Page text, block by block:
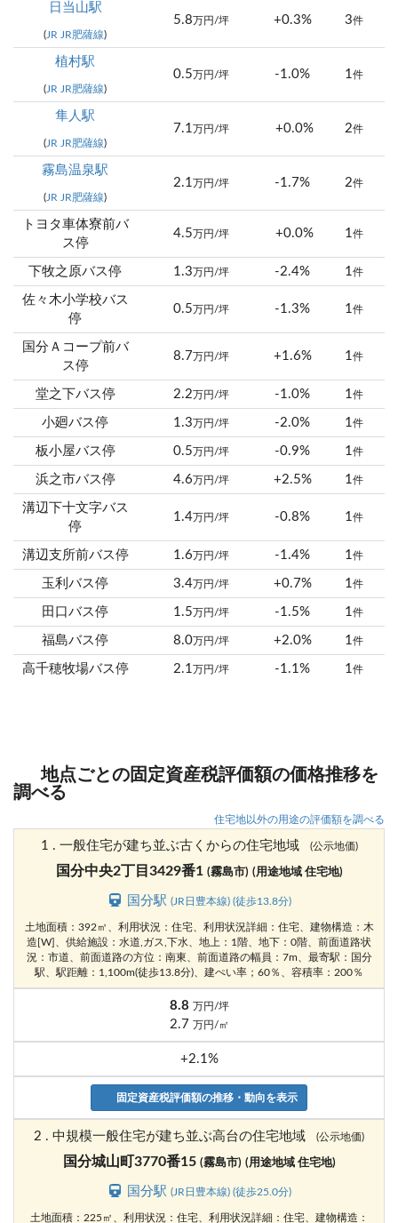
日当山駅
(JR JR肥薩線)
5.8 万円/坪 +0.3% 3件
植村駅
(JR JR肥薩線)
0.5 万円/坪 -1.0% 1件
隼人駅
(JR JR肥薩線)
7.1 万円/坪 +0.0% 2件
霧島温泉駅
(JR JR肥薩線)
2.1 万円/坪 -1.7% 2件
トヨタ車体寮前バ
ス停
4.5 万円/坪 +0.0% 1件
下牧之原バス停 1.3 万円/坪 -2.4% 1件
佐々木小学校バス
停
0.5 万円/坪 -1.3% 1件
国分Ａコープ前バ
ス停
8.7 万円/坪 +1.6% 1件
堂之下バス停 2.2 万円/坪 -1.0% 1件
小廻バス停 1.3 万円/坪 -2.0% 1件
板小屋バス停 0.5 万円/坪 -0.9% 1件
浜之市バス停 4.6 万円/坪 +2.5% 1件
溝辺下十文字バス
停
1.4万円/坪 -0.8% 1件
溝辺支所前バス停 1.6 万円/坪 -1.4% 1件
玉利バス停 3.4万円/坪 +0.7% 1件
田口バス停 1.5 万円/坪 -1.5% 1件
福島バス停 8.0万円/坪 +2.0% 1件
高千穂牧場バス停 2.1 万円/坪 -1.1% 1件
地点ごとの固定資産税評価額の価格推移を
調べる
住宅地以外の用途の評価額を調べる
1 . 一般住宅が建ち並ぶ古くからの住宅地域 (公示地価)
国分中央2丁目3429番1 (霧島市) (用途地域 住宅地)
国分駅(JR日豊本線) (徒歩13.8分)
土地面積：392㎡、利用状況：住宅、利用状況詳細：住宅、建物構造：木
造[W]、供給施設：水道,ガス,下水、地上：1階、地下：0階、前面道路状
況：市道、前面道路の方位：南東、前面道路の幅員：7m、最寄駅：国分
駅、駅距離：1,100m(徒歩13.8分)、建ぺい率；60％、容積率：200％
8.8 万円/坪
2.7 万円/㎡
+2.1%
固定資産税評価額の推移・動向を表示
2 . 中規模一般住宅が建ち並ぶ高台の住宅地域 (公示地価)
国分城山町3770番15 (霧島市) (用途地域 住宅地)
国分駅(JR日豊本線) (徒歩25.0分)
土地面積：225㎡、利用状況：住宅、利用状況詳細：住宅、建物構造：